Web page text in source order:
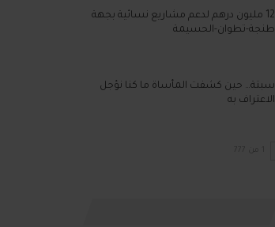
12 مليون درهم لدعم مشاريع نسائية بجهة
طنجة-تطوان-الحسيمة
سبتة… حين كشفت المأساة ما كنا نؤجل
الاعتراف به